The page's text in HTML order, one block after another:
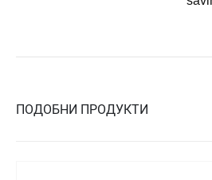
ПОДОБНИ ПРОДУКТИ